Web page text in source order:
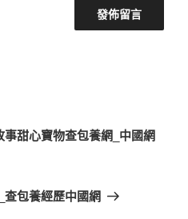
甜心寶物查包養網_中國網
查包養經歷中國網